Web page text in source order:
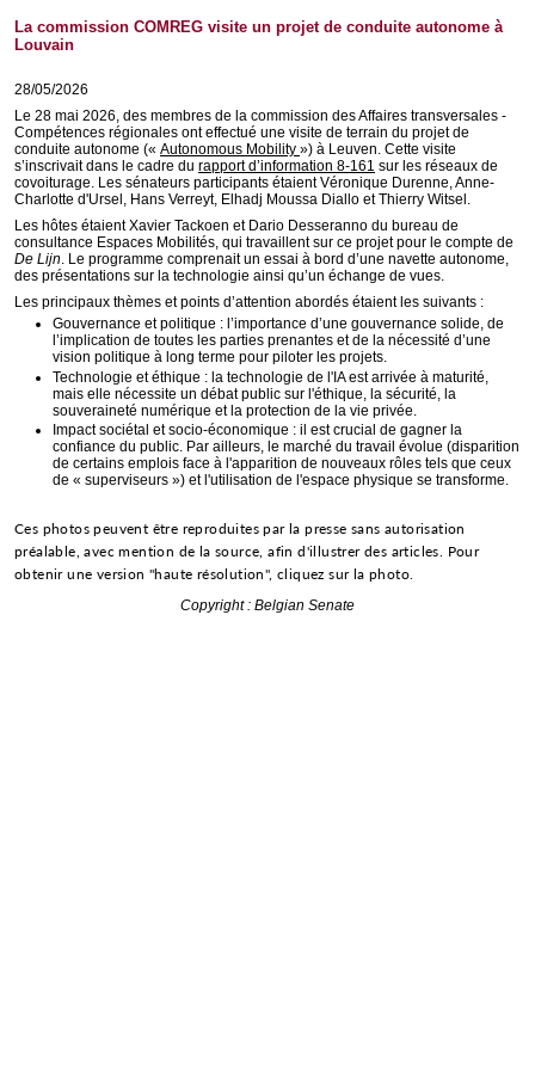
La commission COMREG visite un projet de conduite autonome à
Louvain
28/05/2026
Le 28 mai 2026, des membres de la commission des Affaires transversales -
Compétences régionales ont effectué une visite de terrain du projet de
conduite autonome (« Autonomous Mobility ») à Leuven. Cette visite
s’inscrivait dans le cadre du rapport d’information 8-161 sur les réseaux de
covoiturage. Les sénateurs participants étaient Véronique Durenne, Anne-
Charlotte d'Ursel, Hans Verreyt, Elhadj Moussa Diallo et Thierry Witsel.
Les hôtes étaient Xavier Tackoen et Dario Desseranno du bureau de
consultance Espaces Mobilités, qui travaillent sur ce projet pour le compte de
De Lijn. Le programme comprenait un essai à bord d’une navette autonome,
des présentations sur la technologie ainsi qu’un échange de vues.
Les principaux thèmes et points d’attention abordés étaient les suivants :
Gouvernance et politique : l’importance d’une gouvernance solide, de
l’implication de toutes les parties prenantes et de la nécessité d’une
vision politique à long terme pour piloter les projets.
Technologie et éthique : la technologie de l'IA est arrivée à maturité,
mais elle nécessite un débat public sur l'éthique, la sécurité, la
souveraineté numérique et la protection de la vie privée.
Impact sociétal et socio-économique : il est crucial de gagner la
confiance du public. Par ailleurs, le marché du travail évolue (disparition
de certains emplois face à l'apparition de nouveaux rôles tels que ceux
de « superviseurs ») et l'utilisation de l'espace physique se transforme.
Ces photos peuvent être reproduites par la presse sans autorisation
préalable, avec mention de la source, afin d'illustrer des articles. Pour
obtenir une version "haute résolution", cliquez sur la photo.
Copyright : Belgian Senate